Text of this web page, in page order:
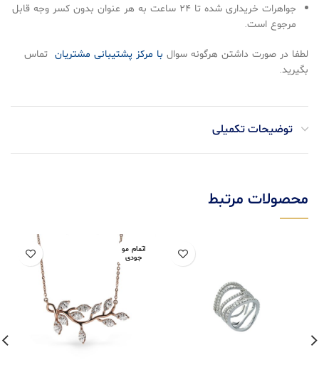
جواهرات خريداری شده تا ۲۴ ساعت به هر عنوان بدون كسر وجه قابل
مرجوع است.
لطفا در صورت داشتن هرگونه سوال با مرکز پشتیبانی مشتریان تماس
بگیرید.
توضیحات تکمیلی
محصولات مرتبط
اتمام مو
جودی